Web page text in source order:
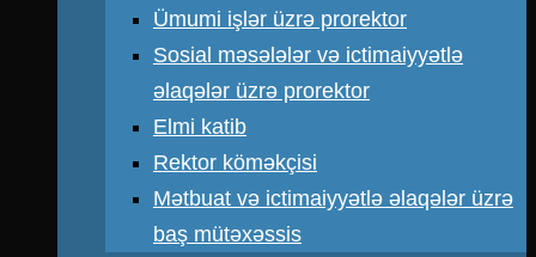
Ümumi işlər üzrə prorektor
Sosial məsələlər və ictimaiyyətlə
əlaqələr üzrə prorektor
Elmi katib
Rektor köməkçisi
Mətbuat və ictimaiyyətlə əlaqələr üzrə
baş mütəxəssis